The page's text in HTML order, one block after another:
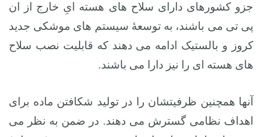
جزو کشورهای دارای سلاح های هسته ایِ خارج از ان
پی تی می باشند، به توسعۀ سیستم های موشکی جدید
کروز و بالستیک ادامه می دهند که قابلیت نصب سلاح
های هسته ای را نیز دارا می باشند.
آنها همچنین ظرفیتشان را در تولید شکافتن ماده برای
اهداف نظامی گسترش می دهند. در ضمن به نظر می